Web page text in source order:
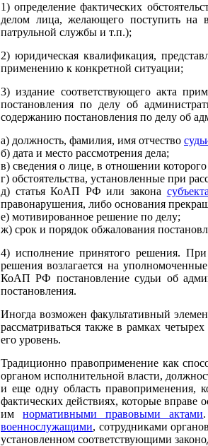
1) определение фактических
делом лица, желающего поступить на
патрульной службы и т.п.);
2) юридическая квалификация,
применению к конкретной ситуации;
3) издание соответствующего акта
постановления по делу об
содержанию постановления по делу об
а) должность, фамилия, имя отчество
б) дата и место рассмотрения дела;
в) сведения о лице, в отношении
г) обстоятельства, установленные при
д) статья КоАП РФ или закона
правонарушения, либо основания
е) мотивированное решение по делу;
ж) срок и порядок обжалования
4) исполнение принятого решения.
решения возлагается на
КоАП РФ постановление судьи об
постановления.
Иногда возможен факультативный
рассматриваться также в рамках
его уровень.
Традиционно правоприменение как
органом исполнительной власти,
и еще одну область правоприменения,
фактических действиях, которые вправе
имнормативными правовыми актами
военнослужащими, сотрудниками
установленном соответствующими